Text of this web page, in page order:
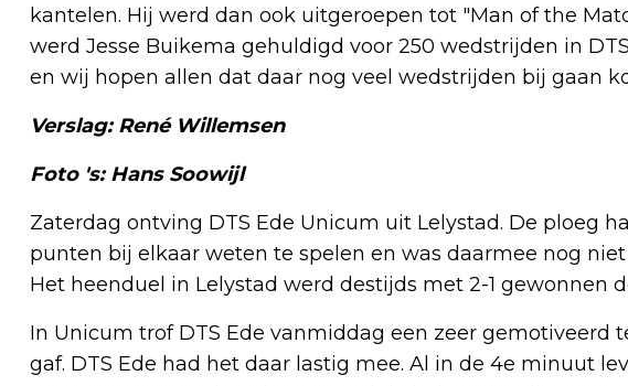
kantelen. Hij werd dan ook uitgeroepen tot "Man of the
werd Jesse Buikema gehuldigd voor 250 wedstrijden in
en wij hopen allen dat daar nog veel wedstrijden bij gaan
Verslag: René Willemsen
Foto 's: Hans Soowijl
Zaterdag ontving DTS Ede Unicum uit Lelystad. De ploeg
punten bij elkaar weten te spelen en was daarmee nog
Het heenduel in Lelystad werd destijds met 2-1 gewonnen
In Unicum trof DTS Ede vanmiddag een zeer gemotiveerd
gaf. DTS Ede had het daar lastig mee. Al in de 4e minuut